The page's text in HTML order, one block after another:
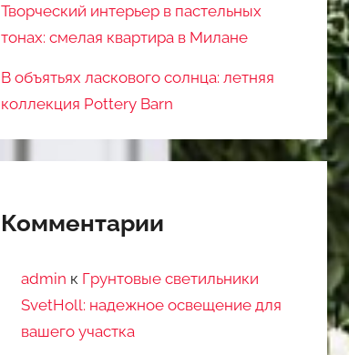
Творческий интерьер в пастельных
тонах: смелая квартира в Милане
В объятьях ласкового солнца: летняя
коллекция Pottery Barn
Комментарии
admin к Грунтовые светильники
SvetHoll: надежное освещение для
вашего участка